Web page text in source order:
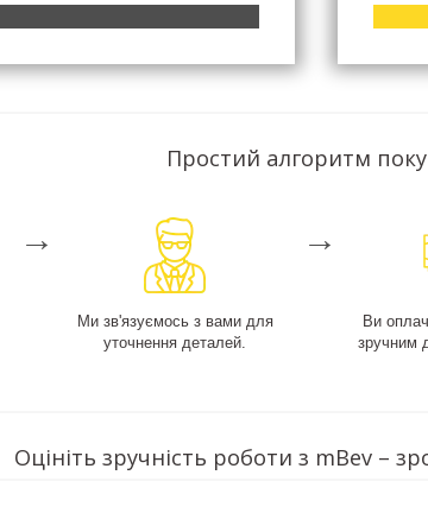
Простий алгоритм
→
Ми зв'язуємось з вами для
уточнення деталей.
→
Ви
зручним
Оцініть зручність роботи з mBev –